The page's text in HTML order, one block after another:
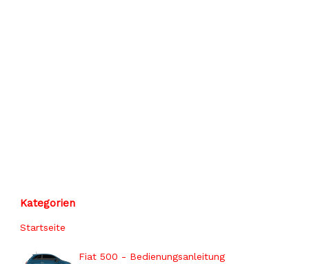
Kategorien
Startseite
Fiat 500 - Bedienungsanleitung